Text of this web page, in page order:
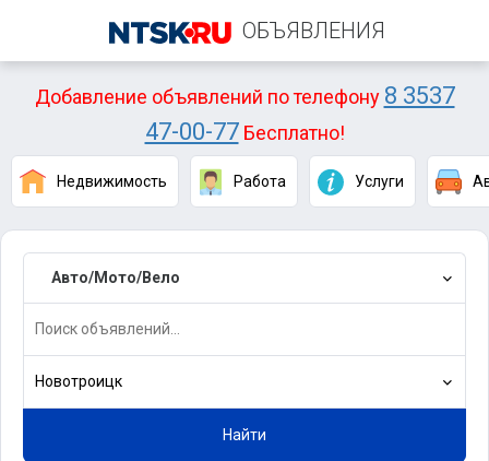
ОБЪЯВЛЕНИЯ
Добавление объявлений по телефону 8 3537
47-00-77Бесплатно!
Недвижимость Работа Услуги
Авто/Мото/Вело
Новотроицк
Найти